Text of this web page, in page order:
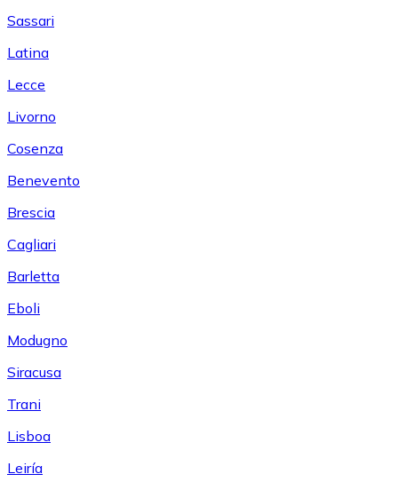
Sassari
Latina
Lecce
Livorno
Cosenza
Benevento
Brescia
Cagliari
Barletta
Eboli
Modugno
Siracusa
Trani
Lisboa
Leiría